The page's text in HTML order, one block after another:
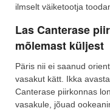
ilmselt väiketootja
Las Canterase
mõlemast küljest
Päris nii ei saanud
vasakut kätt. Ikka
Canterase piirkonnas
vasakule, jõuad